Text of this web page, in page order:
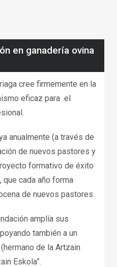
en ganadería ovina
cree firmemente en la
eficaz para el
anualmente (a través de
de nuevos pastores y
formativo de éxito
cada año forma
de nuevos pastores.
amplía sus
también a un
de la Artzain
Eskola”.